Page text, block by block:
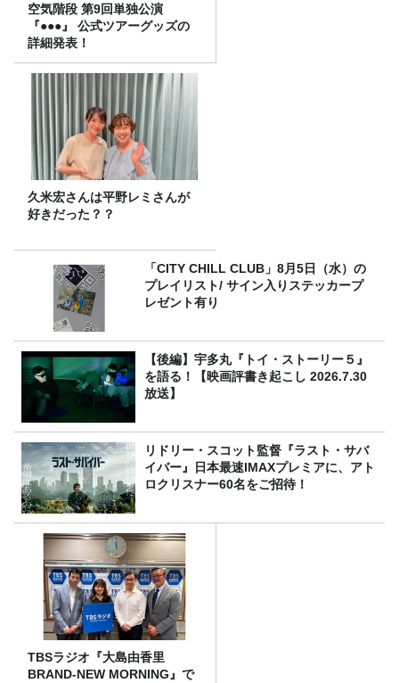
空気階段 第9回単独公演
『●●●』 公式ツアーグッズの
詳細発表！
久米宏さんは平野レミさんが
好きだった？？
「CITY CHILL CLUB」8月5日（水）の
プレイリスト/ サイン入りステッカープ
レゼント有り
【後編】宇多丸『トイ・ストーリー５』
を語る！【映画評書き起こし 2026.7.30
放送】
リドリー・スコット監督『ラスト・サバ
イバー』日本最速IMAXプレミアに、アト
ロクリスナー60名をご招待！
TBSラジオ『大島由香里
BRAND-NEW MORNING』で